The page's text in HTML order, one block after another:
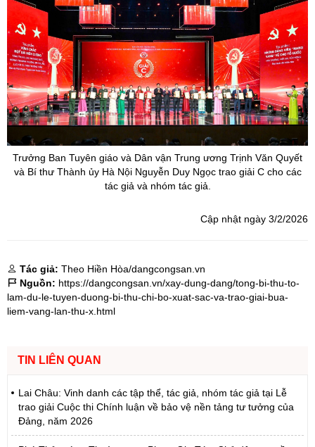
Trưởng Ban Tuyên giáo và Dân vận Trung ương Trịnh Văn Quyết
và Bí thư Thành ủyHà Nội Nguyễn Duy Ngọc trao giải C cho các
tác giả và nhóm tác giả.
Cập nhật ngày 3/2/2026
Tác giả: Theo Hiền Hòa/dangcongsan.vn
Nguồn: https://dangcongsan.vn/xay-dung-dang/tong-bi-thu-to-
lam-du-le-tuyen-duong-bi-thu-chi-bo-xuat-sac-va-trao-giai-bua-
liem-vang-lan-thu-x.html
TIN LIÊN QUAN
Lai Châu: Vinh danh các tập thể, tác giả, nhóm tác giả tại Lễ
trao giải Cuộc thi Chính luận về bảo vệ nền tảng tư tưởng của
Đảng, năm 2026